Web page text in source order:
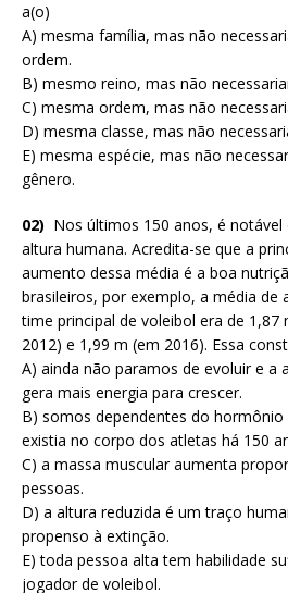
a(o)
A) mesma família, mas não
ordem.
B) mesmo reino, mas não
C) mesma ordem, mas não
D) mesma classe, mas não
E) mesma espécie, mas não
gênero.
02) Nos últimos 150 anos, é
altura humana. Acredita-se que a
aumento dessa média é a boa
brasileiros, por exemplo, a média de
time principal de voleibol era de 1,87
2012) e 1,99 m (em 2016). Essa
A) ainda não paramos de evoluir e a
gera mais energia para crescer.
B) somos dependentes do
existia no corpo dos atletas há 150
C) a massa muscular aumenta
pessoas.
D) a altura reduzida é um traço
propenso à extinção.
E) toda pessoa alta tem habilidade
jogador de voleibol.